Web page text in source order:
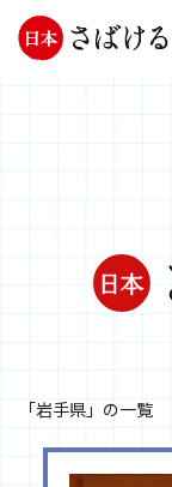
「岩手県」の一覧